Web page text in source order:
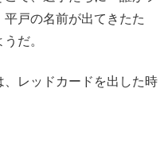
戸の名前が出てきたた
だ。
レッドカードを出した時